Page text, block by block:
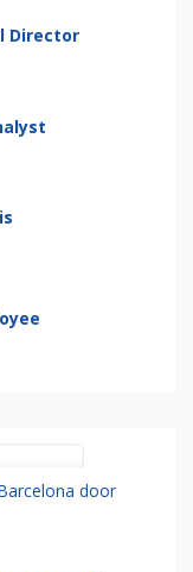
Director
door